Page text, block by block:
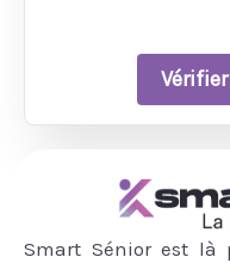
Smart Sénior est là